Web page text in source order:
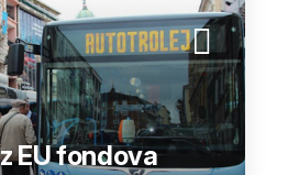
EU fondova